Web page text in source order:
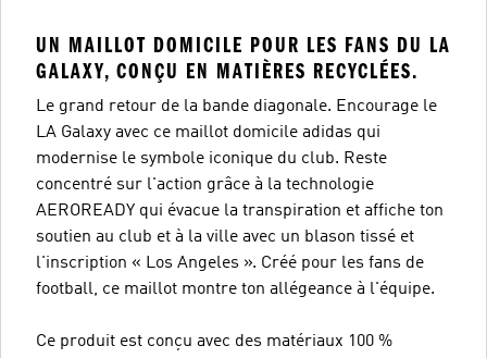
UN MAILLOT DOMICILE POUR LES FANS DU LA
GALAXY, CONÇU EN MATIÈRES RECYCLÉES.
Le grand retour de la bande diagonale. Encourage le
LA Galaxy avec ce maillot domicile adidas qui
modernise le symbole iconique du club. Reste
concentré sur l'action grâce à la technologie
AEROREADY qui évacue la transpiration et affiche ton
soutien au club et à la ville avec un blason tissé et
l'inscription « Los Angeles ». Créé pour les fans de
football, ce maillot montre ton allégeance à l'équipe.
Ce produit est conçu avec des matériaux 100 %